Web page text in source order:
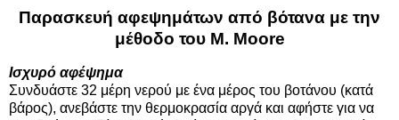
Παρασκευή αφεψημάτων από βότανα με την
μέθοδο του M. Moore
Ισχυρό αφέψημα
Συνδυάστε 32 μέρη νερού με ένα μέρος του βοτάνου (κατά
βάρος), ανεβάστε την θερμοκρασία αργά και αφήστε για να